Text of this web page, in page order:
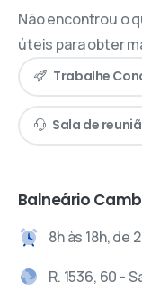
Não encontrou o
úteis para obter
Trabalhe
Sala de
Balneário
8h às 18h, de
R. 1536, 60 -